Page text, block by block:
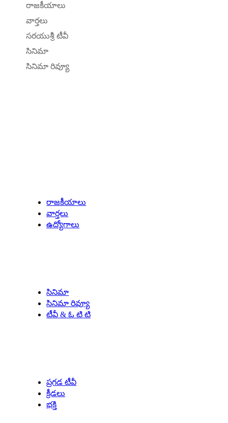
రాజకీయాలు
వార్తలు
సరయుశ్రీ టీవీ
సినిమా
సినిమా రివ్యూ
రాజకీయాలు
వార్తలు
ఉద్యోగాలు
సినిమా
సినిమా రివ్యూ
టీవీ & ఓ టి టి
ప్రగడ టీవీ
క్రీడలు
భక్తి